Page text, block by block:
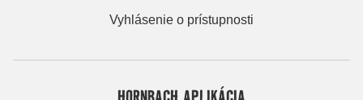
Vyhlásenie o prístupnosti